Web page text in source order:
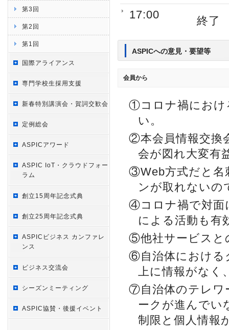
第3回
第2回
第1回
国際アライアンス
専門学校生採用支援
新春特別講演会・賀詞交歓会
定例総会
ASPICアワード
ASPIC IoT・クラウドフォー
ラム
創立15周年記念式典
創立25周年記念式典
ASPICビジネス カンファレ
ンス
ビジネス交流会
シーズンミーティング
ASPIC協賛・後援イベント
17:00
終了
ASPICへの意見・要望等
会員から
①コロナ禍におけ
い。
②本会員情報交換
会が図れ大変有
③Web方式だと名
ンが取れないの
④コロナ禍で対面
による活動も有
⑤他社サービスと
⑥自治体における
上に情報がなく
⑦自治体のテレワ
ークが進んでい
制限と個人情報